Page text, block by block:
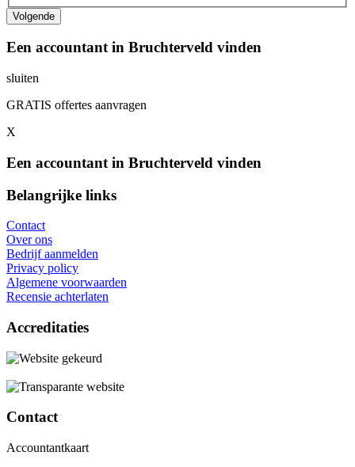
Een accountant in Bruchterveld vinden
sluiten
GRATIS offertes aanvragen
X
Een accountant in Bruchterveld vinden
Belangrijke links
Contact
Over ons
Bedrijf aanmelden
Privacy policy
Algemene voorwaarden
Recensie achterlaten
Accreditaties
Contact
Accountantkaart